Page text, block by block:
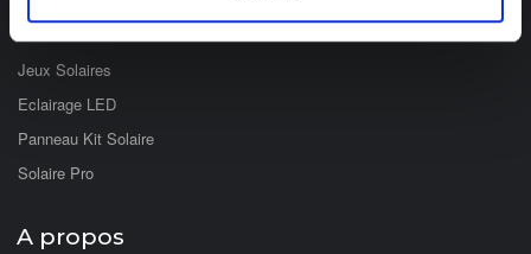
Jeux Solaires
Eclairage LED
Panneau Kit Solaire
Solaire Pro
A propos